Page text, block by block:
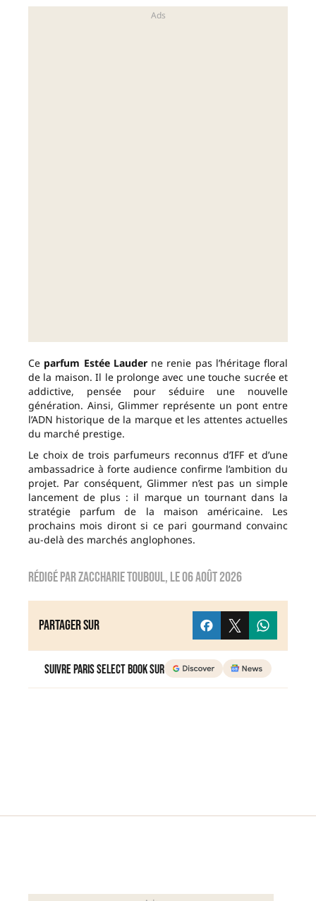
Ce parfum Estée Lauderne renie pas l’héritage floral
de la maison. Il le prolonge avec une touche sucrée et
addictive, pensée pour séduire une nouvelle
génération. Ainsi, Glimmer représente un pont entre
l’ADN historique de la marque et les attentes actuelles
du marché prestige.
Le choix de trois parfumeurs reconnus d’IFF et d’une
ambassadrice à forte audience confirme l’ambition du
projet. Par conséquent, Glimmer n’est pas un simple
lancement de plus : il marque un tournant dans la
stratégie parfum de la maison américaine. Les
prochains mois diront si ce pari gourmand convainc
au-delà des marchés anglophones.
Rédigé parzaccharie touboul, le06 août 2026
Partager sur
Suivre Paris Select Book sur